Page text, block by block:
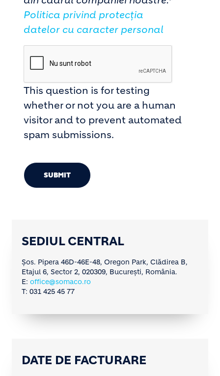
Politica privind protecția
datelor cu caracter personal
This question is for testing
whether or not you are a human
visitor and to prevent automated
spam submissions.
SUBMIT
SEDIUL CENTRAL
Șos. Pipera 46D-46E-48, Oregon Park, Clădirea B,
Etajul 6, Sector 2, 020309, București, România.
E: office@somaco.ro
T: 031 425 45 77
DATE DE FACTURARE